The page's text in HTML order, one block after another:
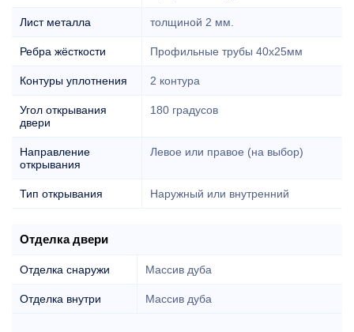
Лист металла толщиной 2 мм.
Ребра жёсткости Профильные трубы 40х25мм
Контуры уплотнения 2 контура
Угол открывания
двери
180 градусов
Направление
открывания
Левое или правое (на выбор)
Тип открывания Наружный или внутренний
Отделка двери
Отделка снаружи Массив дуба
Отделка внутри Массив дуба